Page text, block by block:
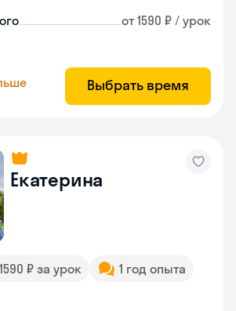
от 1590 ₽ / урок
Выбрать время
Екатерина
₽ за урок
1 год опыта